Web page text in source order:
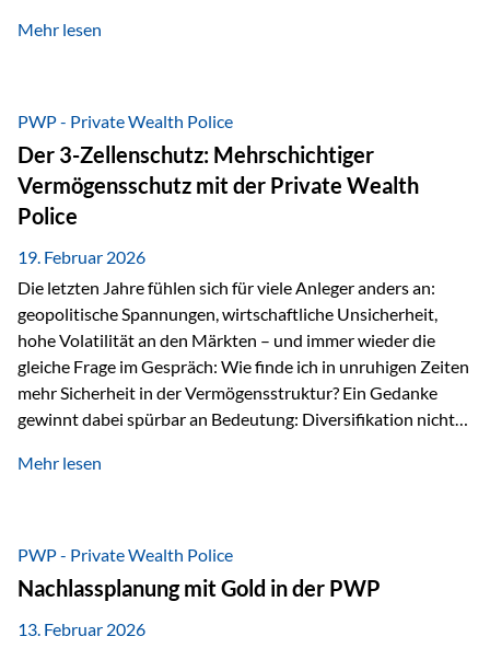
Dynamik in das Jahr 2026 gestartet. Zwischen dem
Währungen: +11,5 % Bereits 2025 war ein außergewöhnlich
starkes Jahr: +64,4 % in USD Durchschnitt über alle
Währungen: +56,6 % Langfristig zeigt sich ebenfalls ein
solides…
Mehr lesen
PWP - Private Wealth Police
Der 3-Zellenschutz: Mehrschichtiger
Vermögensschutz mit der Private Wealth
Police
19. Februar 2026
Die letzten Jahre fühlen sich für viele Anleger anders an:
geopolitische Spannungen, wirtschaftliche Unsicherheit,
hohe Volatilität an den Märkten – und immer wieder die
gleiche Frage im Gespräch: Wie finde ich in unruhigen Zeiten
mehr Sicherheit in der Vermögensstruktur? Ein Gedanke
gewinnt dabei spürbar an Bedeutung: Diversifikation nicht
Wer Vermögen ausschließlich in einem Rechtsraum
Liechtenstein eine Rolle spielen: außerhalb der EU, ohne
Euro, mit einem eigenständigen Rechts- und Finanzplatz.
Und genau an dieser Stelle setzt der 3-Zellenschutz an –…
Mehr lesen
PWP - Private Wealth Police
Nachlassplanung mit Gold in der PWP
13. Februar 2026